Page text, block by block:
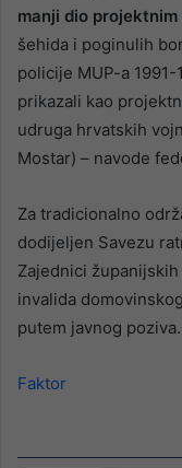
manji dio
šehida i poginulih
policije MUP-a
prikazali kao
udruga hrvatskih
Mostar) – navode
Za tradicionalno
dodijeljen Savezu
Zajednici
invalida
putem javnog poziva.
Faktor